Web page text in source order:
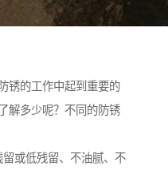
锈的工作中起到重要的
解多少呢？不同的防锈
或低残留、不油腻、不